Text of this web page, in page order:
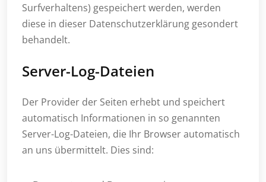
Surfverhaltens) gespeichert werden, werden
diese in dieser Datenschutzerklärung gesondert
behandelt.
Server-Log-Dateien
Der Provider der Seiten erhebt und speichert
automatisch Informationen in so genannten
Server-Log-Dateien, die Ihr Browser automatisch
an uns übermittelt. Dies sind: